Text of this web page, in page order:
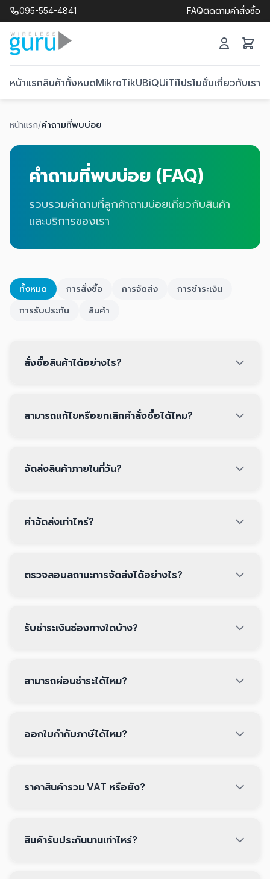
095-554-4841 FAQติดตามคำสั่งซื้อ
หน้าแรกสินค้าทั้งหมดMikroTikUBiQUiTiโปรโมชั่นเกี่ยวกับเรา
หน้าแรก/คำถามที่พบบ่อย
คำถามที่พบบ่อย (FAQ)
รวบรวมคำถามที่ลูกค้าถามบ่อยเกี่ยวกับสินค้า
และบริการของเรา
ทั้งหมด การสั่งซื้อ การจัดส่ง การชำระเงิน
การรับประกัน สินค้า
สั่งซื้อสินค้าได้อย่างไร?
สามารถแก้ไขหรือยกเลิกคำสั่งซื้อได้ไหม?
จัดส่งสินค้าภายในกี่วัน?
ค่าจัดส่งเท่าไหร่?
ตรวจสอบสถานะการจัดส่งได้อย่างไร?
รับชำระเงินช่องทางใดบ้าง?
สามารถผ่อนชำระได้ไหม?
ออกใบกำกับภาษีได้ไหม?
ราคาสินค้ารวม VAT หรือยัง?
สินค้ารับประกันนานเท่าไหร่?